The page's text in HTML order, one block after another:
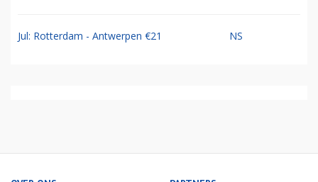
Jul: Rotterdam - Antwerpen €21 NS